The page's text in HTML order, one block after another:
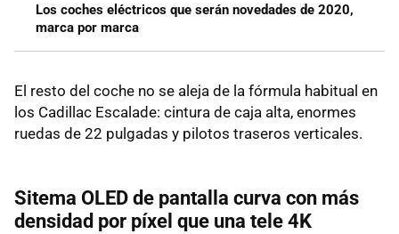
Los coches eléctricos que serán novedades de 2020,
marca por marca
El resto del coche no se aleja de la fórmula habitual en
los Cadillac Escalade: cintura de caja alta, enormes
ruedas de 22 pulgadas y pilotos traseros verticales.
Sitema OLED de pantalla curva con más
densidad por píxel que una tele 4K